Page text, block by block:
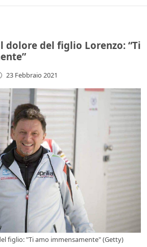
dolore del figlio Lorenzo: “Ti
23 Febbraio 2021
figlio: "Ti amo immensamente" (Getty)